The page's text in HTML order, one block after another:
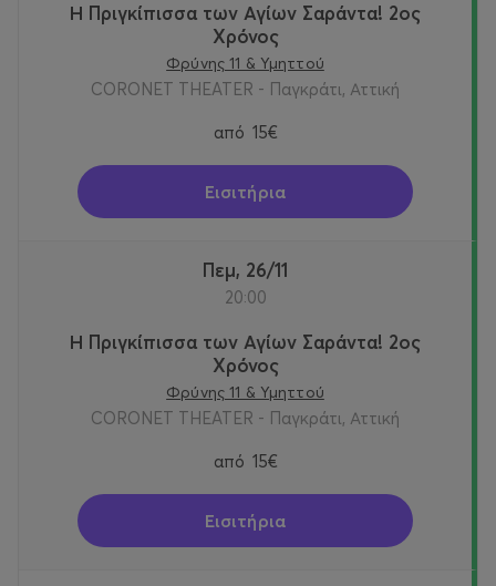
Η Πριγκίπισσα των Αγίων Σαράντα! 2oς
Χρόνος
Φρύνης 11 & Υμηττού
CORONET THEATER - Παγκράτι, Αττική
από 15€
Εισιτήρια
Πεμ, 26/11
20:00
Η Πριγκίπισσα των Αγίων Σαράντα! 2oς
Χρόνος
Φρύνης 11 & Υμηττού
CORONET THEATER - Παγκράτι, Αττική
από 15€
Εισιτήρια